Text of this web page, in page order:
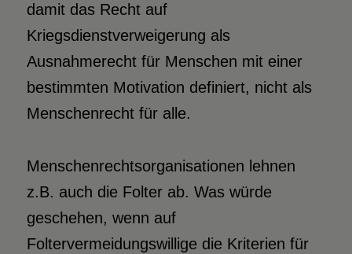
damit das Recht auf
Kriegsdienstverweigerung als
Ausnahmerecht für Menschen mit einer
bestimmten Motivation definiert, nicht als
Menschenrecht für alle.
Menschenrechtsorganisationen lehnen
z.B. auch die Folter ab. Was würde
geschehen, wenn auf
Foltervermeidungswillige die Kriterien für